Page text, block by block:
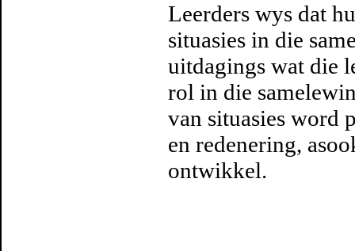
Leerders wys dat
situasies in die
uitdagings wat die
rol in die
van situasies word
en redenering,
ontwikkel.